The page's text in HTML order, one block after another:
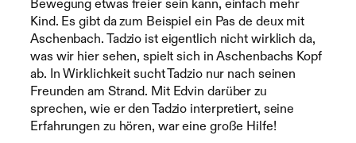
Bewegung etwas freier sein kann, einfach mehr
Kind. Es gibt da zum Beispiel ein Pas de deux mit
Aschenbach. Tadzio ist eigentlich nicht wirklich da,
was wir hier sehen, spielt sich in Aschenbachs Kopf
ab. In Wirklichkeit sucht Tadzio nur nach seinen
Freunden am Strand. Mit Edvin darüber zu
sprechen, wie er den Tadzio interpretiert, seine
Erfahrungen zu hören, war eine große Hilfe!